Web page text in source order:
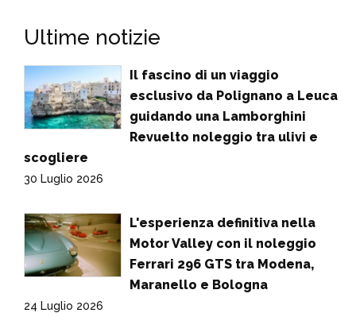
Ultime notizie
Il fascino di un viaggio
esclusivo da Polignano a Leuca
guidando una Lamborghini
Revuelto noleggio tra ulivi e
scogliere
30 Luglio 2026
L'esperienza definitiva nella
Motor Valley con il noleggio
Ferrari 296 GTS tra Modena,
Maranello e Bologna
24 Luglio 2026